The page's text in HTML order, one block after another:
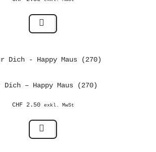
Dich – Happy Maus (270)
CHF2.50 exkl. MwSt